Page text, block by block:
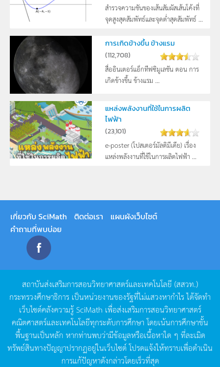
สำรวจความชันของเส้นสัมผัสเส้นโค้งที่
จุดสูงสุดสัมพัทธ์และจุดต่ำสุดสัมพัทธ์ ...
การเกิดข้างขึ้น ข้างแรม
(112,708)
สื่ออินเตอร์แอ็กทีฟซิมูเลชัน ตอน การ
เกิดข้างขึ้น ข้างแรม ...
แหล่งพลังงานที่ใช้ในการผลิต
ไฟฟ้า
(23,101)
e-poster (โปสเตอร์มัลติมีเดีย) เรื่อง
แหล่งพลังงานที่ใช้ในการผลิตไฟฟ้า ...
เกี่ยวกับ SciMath ติดต่อเรา
แผนผังเว็บไซต์
คำถามที่พบบ่อย
สถาบันส่งเสริมการสอนวิทยาศาสตร์และเทคโนโลยี (สสวท.)
กระทรวงศึกษาธิการ เป็นหน่วยงานของรัฐที่ไม่แสวงหากำไรได้จัดทำ
เว็บไซต์คลังความรู้SciMath เพื่อส่งเสริมการสอนวิทยาศาสตร์
คณิตศาสตร์และเทคโนโลยีทุกระดับการศึกษา โดยเน้นการศึกษาขั้น
พื้นฐานเป็นหลัก หากท่านพบว่ามีข้อมูลหรือเนื้อหาใด ๆ ที่ละเมิด
ทรัพย์สินทางปัญญาปรากฏอยู่ในเว็บไซต์โปรดแจ้งให้ทราบเพื่อดำเนิน
การแก้ปัญหาดังกล่าวโดยเร็วที่สุด